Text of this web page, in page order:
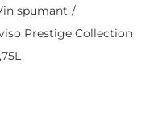
spumant
Prestige Collection